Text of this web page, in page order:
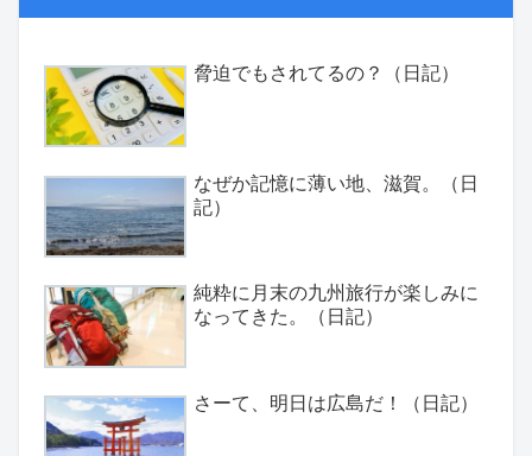
脅迫でもされてるの？（日記）
なぜか記憶に薄い地、滋賀。（日
記）
純粋に月末の九州旅行が楽しみに
なってきた。（日記）
さーて、明日は広島だ！（日記）